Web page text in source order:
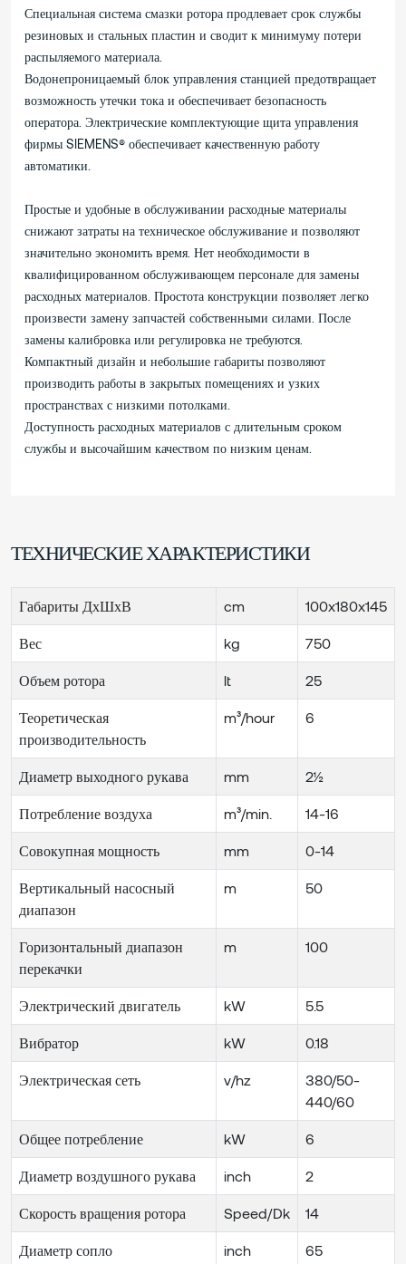
Специальная система смазки ротора продлевает срок службы
резиновых и стальных пластин и сводит к минимуму потери
распыляемого материала.
Водонепроницаемый блок управления станцией предотвращает
возможность утечки тока и обеспечивает безопасность
оператора. Электрические комплектующие щита управления
фирмы SIEMENS® обеспечивает качественную работу
автоматики.
Простые и удобные в обслуживании расходные материалы
снижают затраты на техническое обслуживание и позволяют
значительно экономить время. Нет необходимости в
квалифицированном обслуживающем персонале для замены
расходных материалов. Простота конструкции позволяет легко
произвести замену запчастей собственными силами. После
замены калибровка или регулировка не требуются.
Компактный дизайн и небольшие габариты позволяют
производить работы в закрытых помещениях и узких
пространствах с низкими потолками.
Доступность расходных материалов с длительным сроком
службы и высочайшим качеством по низким ценам.
ТЕХНИЧЕСКИЕ ХАРАКТЕРИСТИКИ
Габариты ДхШхВ cm 100x180x145
Вес kg 750
Объем ротора lt 25
Теоретическая
производительность
m³/hour 6
Диаметр выходного рукава mm 2½
Потребление воздуха m³/min. 14-16
Совокупная мощность mm 0-14
Вертикальный насосный
диапазон
m 50
Горизонтальный диапазон
перекачки
m 100
Электрический двигатель kW 5.5
Вибратор kW 0.18
Электрическая сеть v/hz
380/50-
440/60
Общее потребление kW 6
Диаметр воздушного рукава inch 2
Скорость вращения ротора Speed/Dk 14
Диаметр сопло inch 65